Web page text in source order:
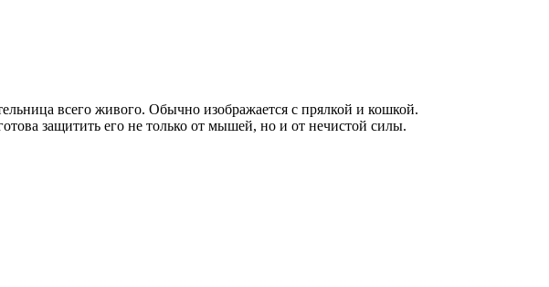
всего живого. Обычно изображается с прялкой и кошкой.
защитить его не только от мышей, но и от нечистой силы.